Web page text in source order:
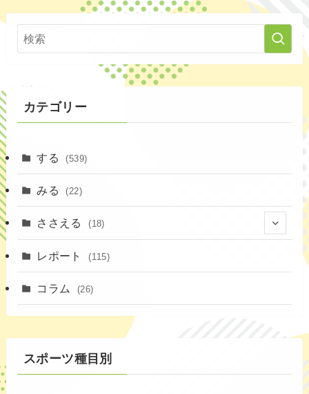
カテゴリー
する (539)
みる (22)
ささえる (18)
(4)
(1)
レポート (115)
コラム (26)
スポーツ種目別